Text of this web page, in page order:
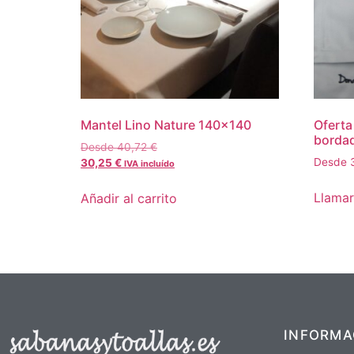
Mantel Lino Nature 140×140
Desde40,72€
30,25€ IVA incluído
Añadir al carrito
Desde